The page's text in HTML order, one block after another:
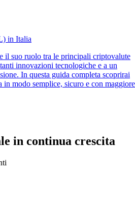
in Italia
il suo ruolo tra le principali criptovalute
innovazioni tecnologiche e a un
In questa guida completa scoprirai
in modo semplice, sicuro e con maggiore
in continua crescita